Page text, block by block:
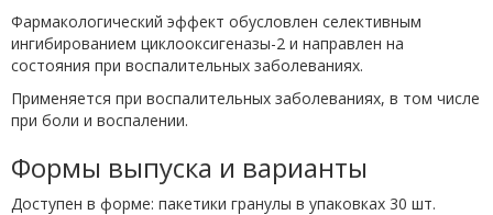
Фармакологический эффект обусловлен селективным
ингибированием циклооксигеназы-2 и направлен на
состояния при воспалительных заболеваниях.
Применяется при воспалительных заболеваниях, в том числе
при боли и воспалении.
Формы выпуска и варианты
Доступен в форме: пакетики гранулы в упаковках 30 шт.